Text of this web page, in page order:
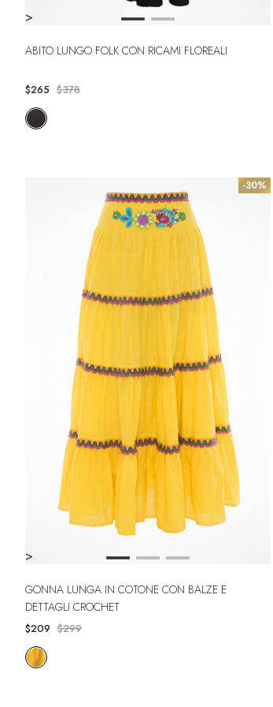
>
ABITO LUNGO FOLK CON RICAMI FLOREALI
$265 $378
-30%
>
GONNA LUNGA IN COTONE CON BALZE E
DETTAGLI CROCHET
$209 $299